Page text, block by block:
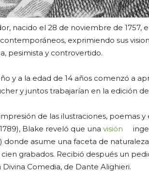
nacido el 28 de noviembre de 1757,
exprimiendo sus
pesimista y controvertido.
y a la edad de 14 años comenzó a
y juntos trabajarían en la edición
de las ilustraciones, poemas
Blake reveló que una visión
donde asume una faceta de
grabados. Recibió después un
Comedia, de Dante Alighieri.